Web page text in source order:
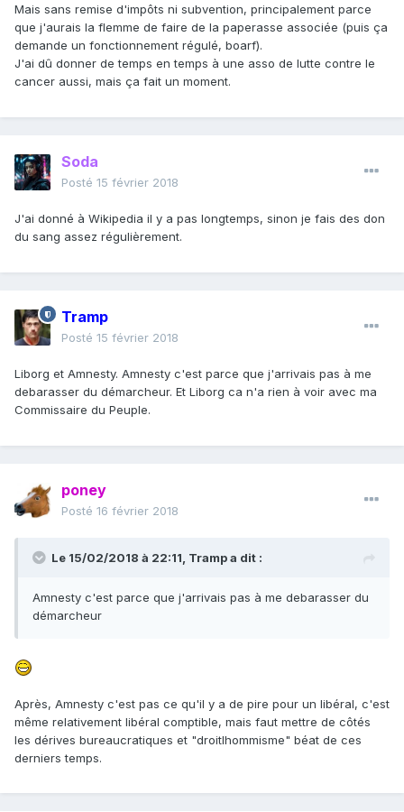
Mais sans remise d'impôts ni subvention, principalement parce
que j'aurais la flemme de faire de la paperasse associée (puis ça
demande un fonctionnement régulé, boarf).
J'ai dû donner de temps en temps à une asso de lutte contre le
cancer aussi, mais ça fait un moment.
Soda
Posté 15 février 2018
J'ai donné à Wikipedia il y a pas longtemps, sinon je fais des don
du sang assez régulièrement.
Tramp
Posté 15 février 2018
Liborg et Amnesty. Amnesty c'est parce que j'arrivais pas à me
debarasser du démarcheur. Et Liborg ca n'a rien à voir avec ma
Commissaire du Peuple.
poney
Posté 16 février 2018
Le 15/02/2018 à 22:11, Trampa dit :
Amnesty c'est parce que j'arrivais pas à me debarasser du
démarcheur
Après, Amnesty c'est pas ce qu'il y a de pire pour un libéral, c'est
même relativement libéral comptible, mais faut mettre de côtés
les dérives bureaucratiques et "droitlhommisme" béat de ces
derniers temps.